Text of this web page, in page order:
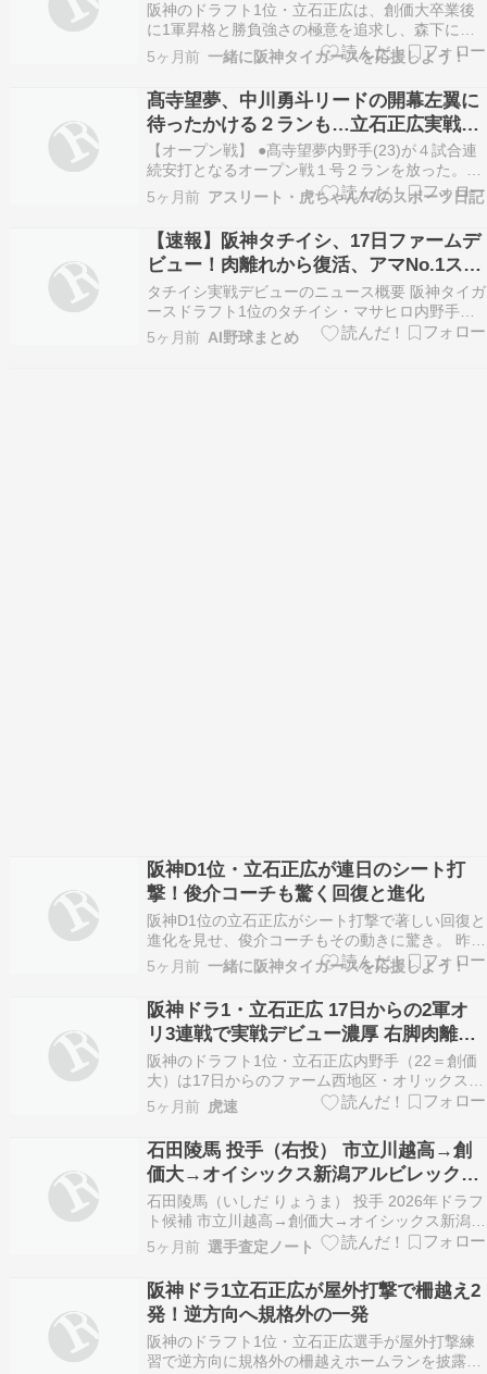
阪神のドラフト1位・立石正広は、創価大卒業後
に1軍昇格と勝負強さの極意を追求し、森下に弟
子入り志願。 創価大の卒業式を終え、決意を新た
にした阪神のドラフト1位・立石健馬。彼がいま
熱望しているのは、昨季勝負強い打撃で打線を牽
引した「若き主砲」森下翔太への弟子入りだ。昨
シーズンの阪神…
5ヶ月前 一緒に阪神タイガースを応援しよう！
髙寺望夢、中川勇斗リードの開幕左翼に
待ったかける２ランも…立石正広実戦デ
ビュー初打席初安打！
【オープン戦】 ●髙寺望夢内野手(23)が４試合連
続安打となるオープン戦１号２ランを放った。
｢９番右翼｣で出場。１点を追う 3回無死 1塁、千
葉ロッテ先発、西野勇士投手(35)の高め直球を右
翼席へ運んだ。オープン戦では主に右翼で出場。
ＷＢＣに出場していた森下翔太外野手(25)も…
5ヶ月前 アスリート・虎ちゃん77のスポーツ日記
【速報】阪神タチイシ、17日ファームデ
ビュー！肉離れから復活、アマNo.1スラ
ッガーの初打席は？
タチイシ実戦デビューのニュース概要 阪神タイガ
ースドラフト1位のタチイシ・マサヒロ内野手
が、17日にもファーム・リーグのオリックス戦で
実戦デビューを果たす見込みである。 1月に右脚
5ヶ月前 AI野球まとめ
阪神D1位・立石正広が連日のシート打
撃！俊介コーチも驚く回復と進化
阪神D1位の立石正広がシート打撃で著しい回復と
進化を見せ、俊介コーチもその動きに驚き。 昨秋
のドラフト会議で3球団競合の末、藤川球児監督
が当たりクジを引き当てた阪神タイガースのドラ
フト1位・立石正広。創価大時代に大学日本代表
の主軸を担い、広角に長打を打ち分けるその技術
は、まさにフ…
5ヶ月前 一緒に阪神タイガースを応援しよう！
阪神ドラ1・立石正広 17日からの2軍オ
リ3連戦で実戦デビュー濃厚 右脚肉離れ
回復、ついにベール脱ぐ
阪神のドラフト1位・立石正広内野手（22＝創価
大）は17日からのファーム西地区・オリックス戦
（日鉄鋼板SGLスタジアム尼崎）での実戦デビュ
ーが濃厚となった。1月に発症した右脚の肉離れ
で出遅れていた黄金ルーキーについて、藤川球児
監督（45）は開幕1軍の可能性を否定しなかっ
た。ht…
5ヶ月前 虎速
石田陵馬 投手（右投） 市立川越高→創
価大→オイシックス新潟アルビレックス
BC
石田陵馬（いしだ りょうま） 投手 2026年ドラフ
ト候補 市立川越高→創価大→オイシックス新潟ア
ルビレックスBC NPB二軍（大卒1年目） 出身：
埼玉県 最速147キロ 50
5ヶ月前 選手査定ノート
阪神ドラ1立石正広が屋外打撃で柵越え2
発！逆方向へ規格外の一発
阪神のドラフト1位・立石正広選手が屋外打撃練
習で逆方向に規格外の柵越えホームランを披露、